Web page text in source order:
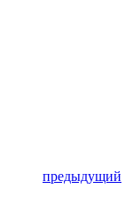
предыдущий